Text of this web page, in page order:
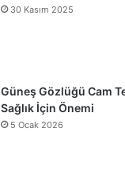
30 Kasım 2025
Güneş Gözlüğü Cam
Sağlık İçin Önemi
5 Ocak 2026